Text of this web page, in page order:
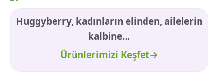
Huggyberry, kadınların elinden, ailelerin
kalbine…
Ürünlerimizi Keşfet→